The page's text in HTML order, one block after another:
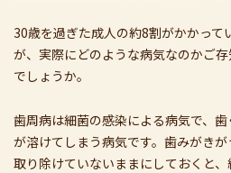
30歳を過ぎた成人の約8割がかかって
が、実際にどのような病気なのかご
でしょうか。
歯周病は細菌の感染による病気で、
が溶けてしまう病気です。歯みがき
取り除けていないままにしておくと